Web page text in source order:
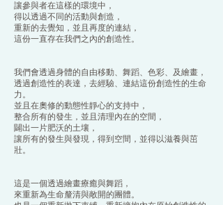
讓參與者在這樣的環境中，
得以透過不同的活動與創造，
重新的去覺知，並且再度的連結，
這份一直存在我們之內的創造性。
我們會透過身體的自由移動、舞蹈、色彩、及繪畫，
透過創造性的表達，去經驗、連結這份創造性的生命
力。
並且在奧修的動態性靜心的支持中，
整合所有的發生，並且清理內在的空間，
闢出一片肥沃的土壤，
讓所有的發生與發現，得到空間，並得以滋養與茁
壯。
這是一個透過繪畫療癒與舞蹈，
來重新為生命釐清與敞開的團體。